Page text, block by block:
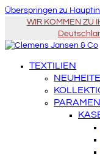
Überspringen zu
WIR KOMMEN ZU
TEXTILIEN